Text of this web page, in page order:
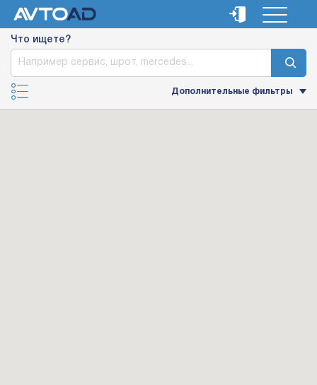
Что ищете?
Дополнительные фильтры